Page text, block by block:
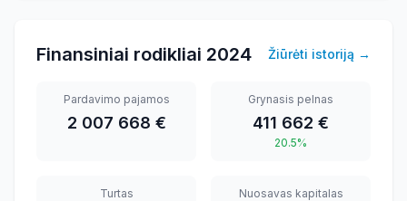
Finansiniai rodikliai 2024 Žiūrėti istoriją →
Pardavimo pajamos
2 007 668 €
Grynasis pelnas
411 662 €
20.5%
Turtas Nuosavas kapitalas